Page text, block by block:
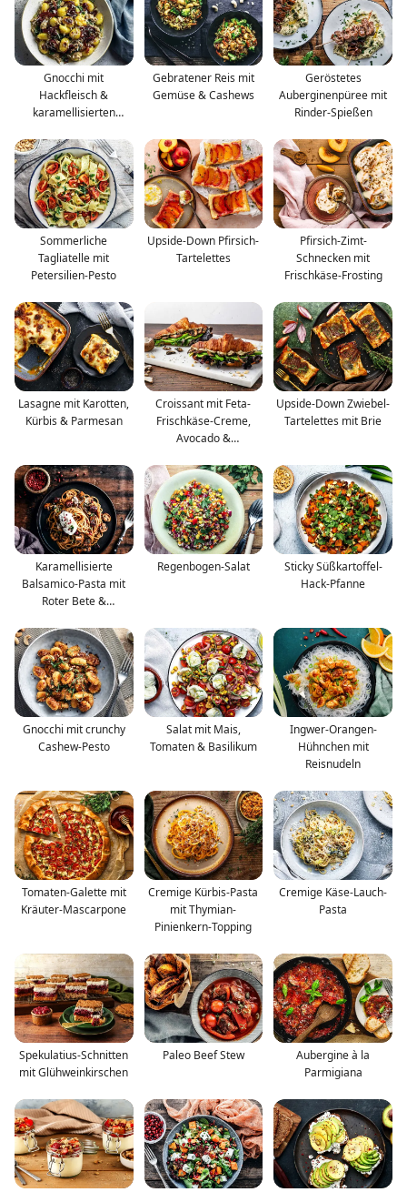
Gnocchi mit
Hackfleisch &
karamellisierten
Gebratener Reis mit
Gemüse & Cashews
Geröstetes
Auberginenpüree mit
Rinder-Spießen
Sommerliche
Tagliatelle mit
Petersilien-Pesto
Upside-Down Pfirsich-
Tartelettes
Pfirsich-Zimt-
Schnecken mit
Frischkäse-Frosting
Lasagne mit Karotten,
Kürbis & Parmesan
Croissant mit Feta-
Frischkäse-Creme,
Avocado &
Upside-Down Zwiebel-
Tartelettes mit Brie
Karamellisierte
Balsamico-Pasta mit
Roter Bete &
Regenbogen-Salat
Sticky Süßkartoffel-
Hack-Pfanne
Gnocchi mit crunchy
Cashew-Pesto
Salat mit Mais,
Tomaten & Basilikum
Ingwer-Orangen-
Hühnchen mit
Reisnudeln
Tomaten-Galette mit
Kräuter-Mascarpone
Cremige Kürbis-Pasta
mit Thymian-
Pinienkern-Topping
Cremige Käse-Lauch-
Pasta
Spekulatius-Schnitten
mit Glühweinkirschen
Paleo Beef Stew
Aubergine à la
Parmigiana